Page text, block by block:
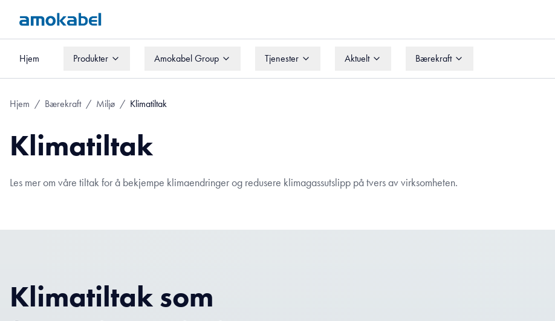
Hjem Produkter Amokabel Group Tjenester Aktuelt Bærekraft
Produkter
Hjem / Bærekraft / Miljø / Klimatiltak
Klimatiltak
Les mer om våre tiltak for å bekjempe klimaendringer og redusere klimagassutslipp på tvers av virksomheten.
Klimatiltak som